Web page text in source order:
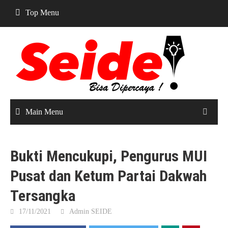
content
Top Menu
Main Menu
Bukti Mencukupi, Pengurus MUI
Pusat dan Ketum Partai Dakwah
Tersangka
17/11/2021 Admin SEIDE